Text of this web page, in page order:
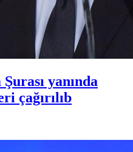
yanında
çağırılıb